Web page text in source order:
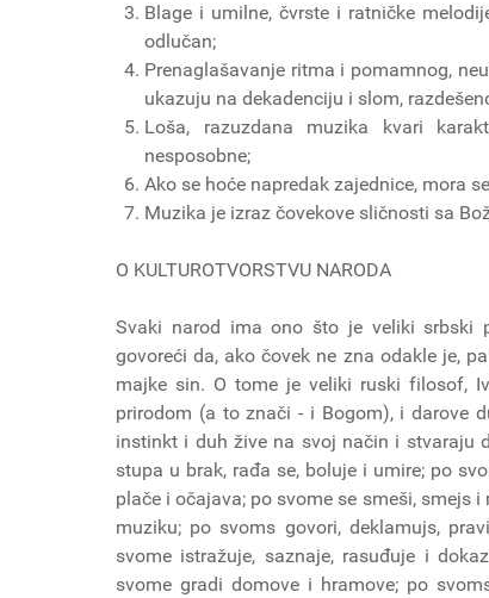
Blage i umilne, čvrste i ratničke
odlučan;
Prenaglašavanje ritma i pomamnog,
ukazuju na dekadenciju i slom,
Loša, razuzdana muzika kvari
nesposobne;
Ako se hoće napredak zajednice, mora
Muzika je izraz čovekove sličnosti sa
O KULTUROTVORSTVU NARODA
Svaki narod ima ono što je veliki srbski
govoreći da, ako čovek ne zna odakle je,
majke sin. O tome je veliki ruski filosof,
prirodom (a to znači - i Bogom), i darove
instinkt i duh žive na svoj način i stvaraju
stupa u brak, rađa se, boluje i umire; po
plače i očajava; po svome se smeši, smejs
muziku; po svoms govori, deklamujs,
svome istražuje, saznaje, rasuđuje i
svome gradi domove i hramove; po